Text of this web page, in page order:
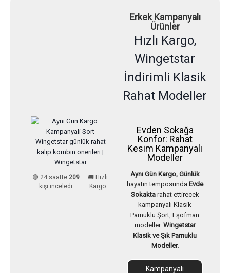
🟢 24 saatte 209
kişi inceledi
🚚 Hızlı
Kargo
Erkek Kampanyalı
Ürünler
Hızlı Kargo,
Wingetstar
İndirimli Klasik
Rahat Modeller
Evden Sokağa
Konfor: Rahat
Kesim Kampanyalı
Modeller
Aynı Gün Kargo, Günlük
hayatın temposunda Evde
Sokaktarahat ettirecek
kampanyalı Klasik
Pamuklu Şort, Eşofman
modeller. Wingetstar
Klasik ve Şık Pamuklu
Modeller.
Kampanyalı